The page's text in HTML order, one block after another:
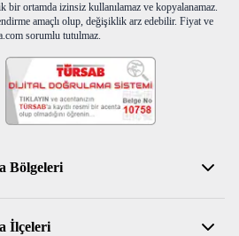
bir ortamda izinsiz kullanılamaz ve kopyalanamaz.
amaçlı olup, değişiklik arz edebilir. Fiyat ve
sorumlu tutulmaz.
Bölgeleri
İlçeleri